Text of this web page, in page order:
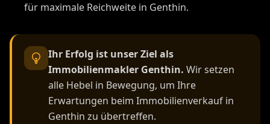
für maximale Reichweite in Genthin.
Ihr Erfolg ist unser Ziel als
Immobilienmakler Genthin. Wir setzen
alle Hebel in Bewegung, um Ihre
Erwartungen beim Immobilienverkauf in
Genthin zu übertreffen.